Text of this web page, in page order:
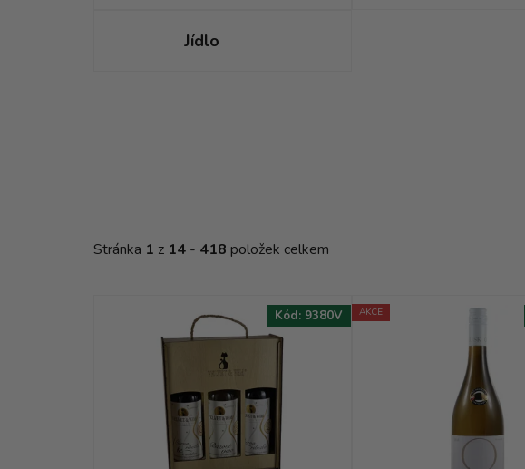
Jídlo
Stránka 1 z 14 - 418 položek celkem
r
Kód: 9380V AKCE